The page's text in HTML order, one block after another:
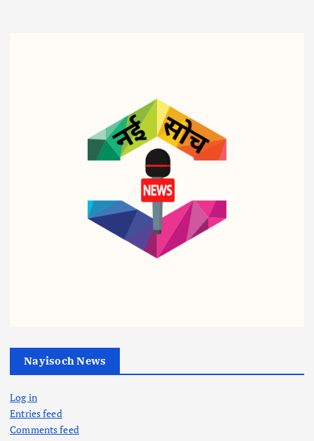
Nayisoch News
Log in
Entries feed
Comments feed
एक्टिव
:
की
हाई
व्यापार
ट्रिप